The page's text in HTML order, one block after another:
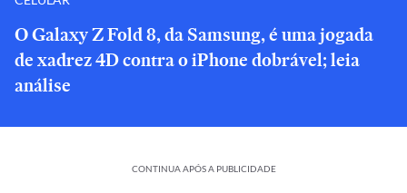
O Galaxy Z Fold 8, da Samsung, é uma jogada
de xadrez 4D contra o iPhone dobrável; leia
análise
CONTINUA APÓS A PUBLICIDADE